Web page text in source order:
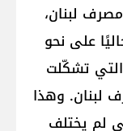
لبنان،
على نحو
التي تشكّلت
لبنان. وهذا
لم يختلف